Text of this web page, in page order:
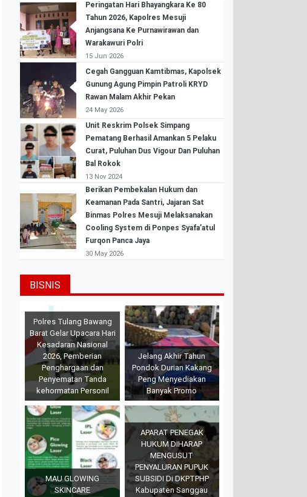
Peringatan Hari Bhayangkara Ke 80
Tahun 2026, Kapolres Mesuji
Anjangsana Ke Purnawirawan dan
Warakawuri Polri
15 Jun 2026
Cegah Gangguan Kamtibmas, Kapolsek
Gunung Agung Pimpin Patroli KRYD
Rawan Malam Akhir Pekan
24 May 2026
Unit Reskrim Polsek Simpang
Pematang Berhasil Amankan 5 Pelaku
Curat, Puluhan Dus Vigour Dan Puluhan
Bal Rokok
13 Nov 2024
Berikan Pembekalan Hukum dan
Keamanan Pada Santri, Jajaran Sat
Binmas Polres Mesuji Melaksanakan
Cooling System di Ponpes Syafa’atul
Furqon Panca Jaya
30 May 2026
BISNIS
Polres Tulang Bawang
Barat Gelar Upacara Hari
Kesadaran Nasional
2026, Pemberian
Penghargaan dan
Penyematan Tanda
kehormatan Personil
Jelang Akhir Tahun
Pondok Durian Kakang
Peng Menyediakan
Banyak Promo
MAU GLOWING
SKINCARE
APARAT PENEGAK
HUKUM DIHARAP
MENGUSUT
PENYALURAN PUPUK
SUBSIDI Di DKPTPHP
Kabupaten Sanggau